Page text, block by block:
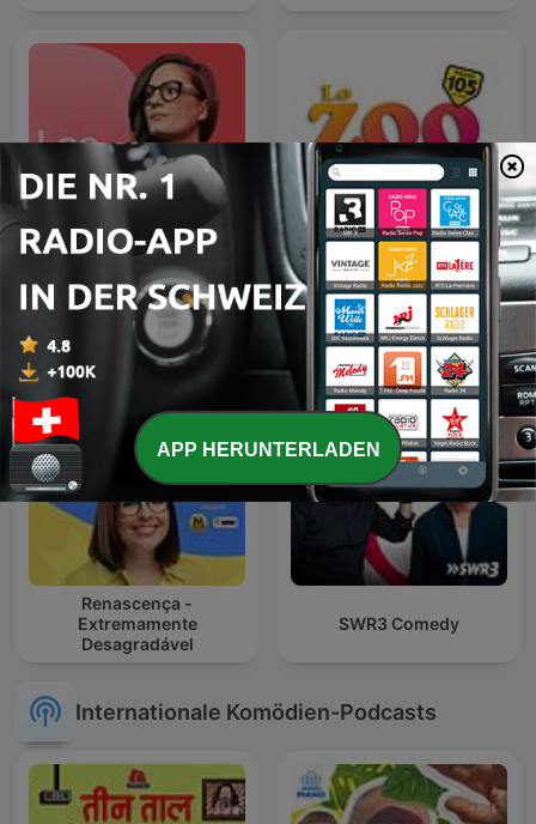
Les Dicodeurs ‐ RTS
Première
Lo Zoo di 105
Renascença -
Extremamente
Desagradável
SWR3 Comedy
Internationale Komödien-Podcasts
APP HERUNTERLADEN